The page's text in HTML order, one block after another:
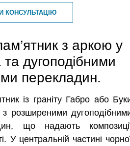
КОНСУЛЬТАЦІЮ
з аркою у
та дугоподібними
перекладин.
із граніту Габро або
розширеними
що надають
У центральній частині